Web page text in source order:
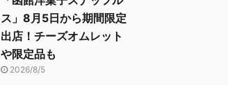
ス」8月5日から期間限定
出店！チーズオムレット
や限定品も
2026/8/5